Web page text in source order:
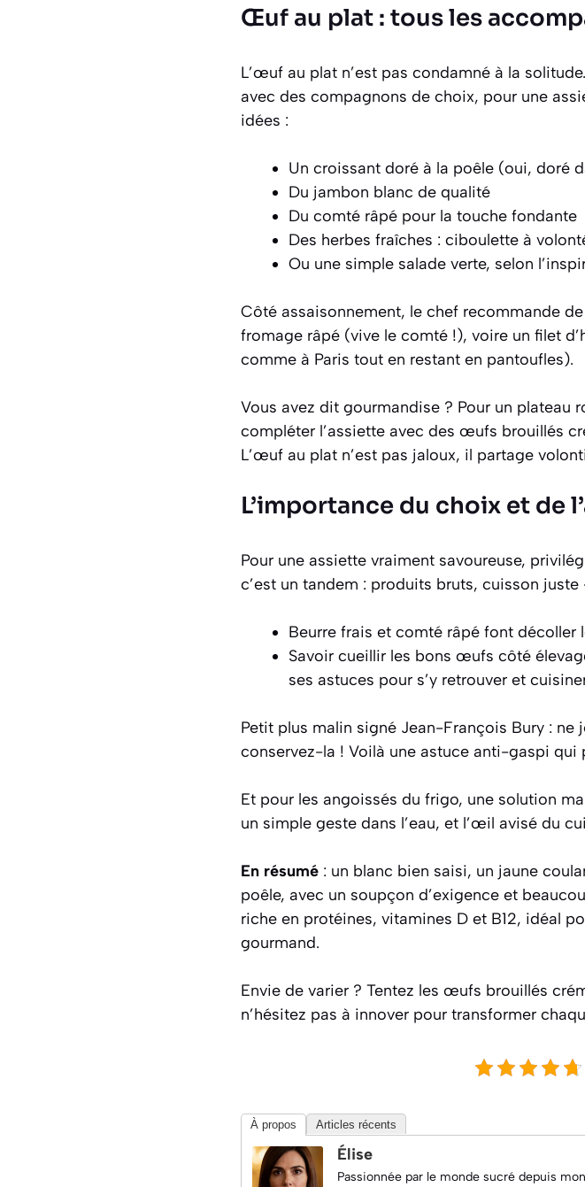
Œuf au plat : tous les
L’œuf au plat n’est pas condamné à la
avec des compagnons de choix, pour une
idées :
Un croissant doré à la poêle (oui, doré
Du jambon blanc de qualité
Du comté râpé pour la touche fondante
Des herbes fraîches : ciboulette à
Ou une simple salade verte, selon
Côté assaisonnement, le chef recommande
fromage râpé (vive le comté !), voire un filet
comme à Paris tout en restant en pantoufles).
Vous avez dit gourmandise ? Pour un plateau
compléter l’assiette avec des œufs brouillés
L’œuf au plat n’est pas jaloux, il partage
L’importance du choix et de
Pour une assiette vraiment savoureuse,
c’est un tandem : produits bruts, cuisson juste
Beurre frais et comté râpé font décoller
Savoir cueillir les bons œufs côté
ses astuces pour s’y retrouver et
Petit plus malin signé Jean-François Bury :
conservez-la ! Voilà une astuce anti-gaspi qui
Et pour les angoissés du frigo, une solution
un simple geste dans l’eau, et l’œil avisé du
En résumé : un blanc bien saisi, un jaune
poêle, avec un soupçon d’exigence et
riche en protéines, vitamines D et B12, idéal
gourmand.
Envie de varier ? Tentez les œufs brouillés
n’hésitez pas à innover pour transformer
À propos Articles récents
Élise
Passionnée par le monde sucré depuis